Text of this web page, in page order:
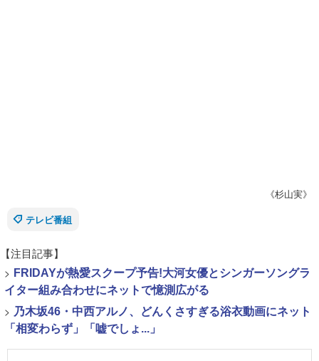
《杉山実》
テレビ番組
【注目記事】
> FRIDAYが熱愛スクープ予告!大河女優とシンガーソングラ
イター組み合わせにネットで憶測広がる
> 乃木坂46・中西アルノ、どんくさすぎる浴衣動画にネット
「相変わらず」「嘘でしょ...」